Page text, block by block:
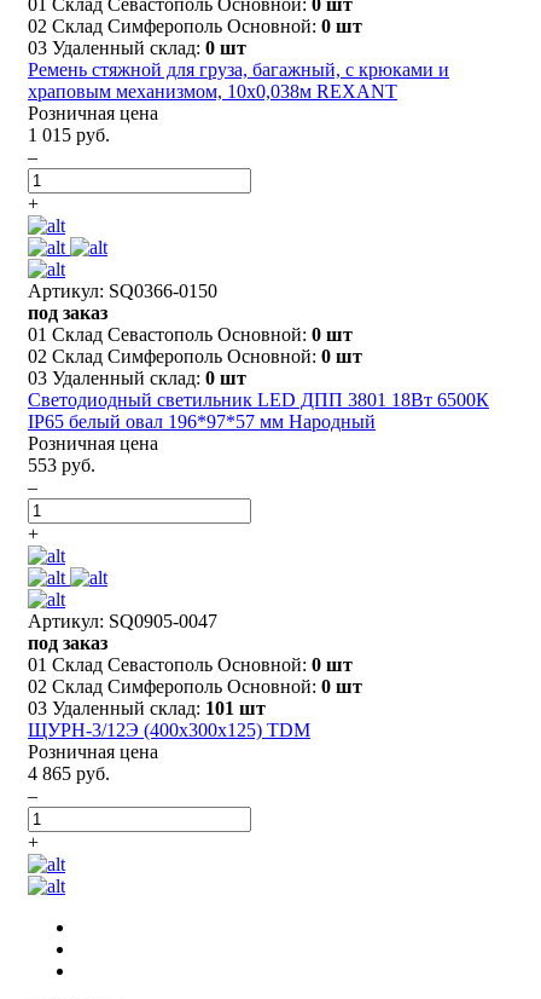
02 Склад Симферополь Основной: 0 шт
03 Удаленный склад: 0 шт
Ремень стяжной для груза, багажный, с крюками и
храповым механизмом, 10х0,038м REXANT
Розничная цена
1 015 руб.
–
+
Артикул: SQ0366-0150
под заказ
01 Склад Севастополь Основной: 0 шт
02 Склад Симферополь Основной: 0 шт
03 Удаленный склад: 0 шт
Светодиодный светильник LED ДПП 3801 18Вт 6500К
IP65 белый овал 196*97*57 мм Народный
Розничная цена
553 руб.
–
+
Артикул: SQ0905-0047
под заказ
01 Склад Севастополь Основной: 0 шт
02 Склад Симферополь Основной: 0 шт
03 Удаленный склад: 101 шт
ЩУРН-3/12Э (400х300х125) TDM
Розничная цена
4 865 руб.
–
+